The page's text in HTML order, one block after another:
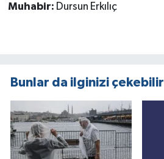
Muhabir: Dursun Erkılıç
Bunlar da ilginizi çekebilir